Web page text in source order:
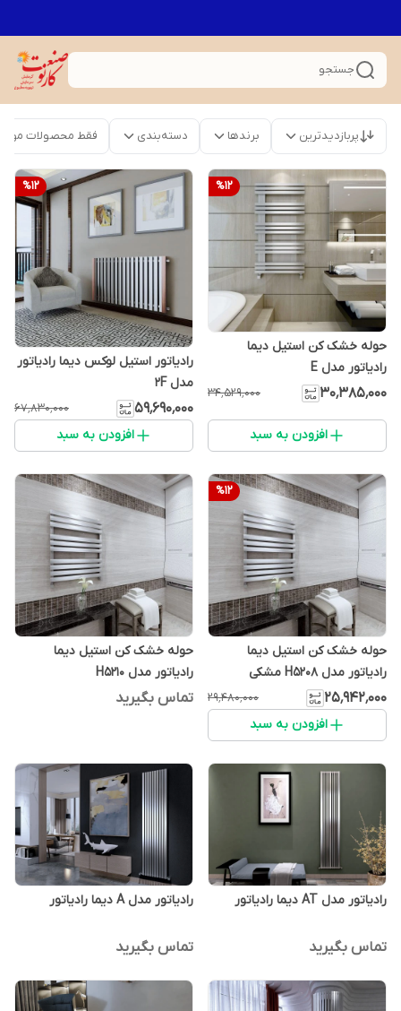
جستجو
پربازدیدترین برندها دسته‌بندی فقط محصولات
%12
حوله خشک کن استیل دیما
رادیاتور مدل E
۳۰٬۳۸۵٬۰۰۰ ۳۴٬۵۲۹٬۰۰۰
افزودن به سبد
%12
رادیاتور استیل لوکس دیما رادیاتور
مدل 2F
۵۹٬۶۹۰٬۰۰۰ ۶۷٬۸۳۰٬۰۰۰
افزودن به سبد
%12
حوله خشک کن استیل دیما
رادیاتور مدل H5208 مشکی
۲۵٬۹۴۲٬۰۰۰ ۲۹٬۴۸۰٬۰۰۰
افزودن به سبد
حوله خشک کن استیل دیما
رادیاتور مدل H5210
تماس بگیرید
رادیاتور مدل AT دیما رادیاتور
تماس بگیرید
رادیاتور مدل A دیما رادیاتور
تماس بگیرید